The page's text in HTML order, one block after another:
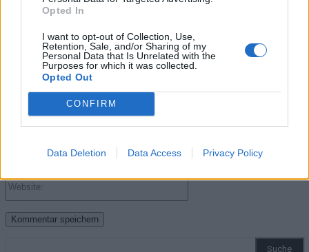
Opted In
I want to opt-out of Collection, Use,
Retention, Sale, and/or Sharing of my
Personal Data that Is Unrelated with the
Purposes for which it was collected.
Opted Out
CONFIRM
Data Deletion Data Access Privacy Policy
Bitte geben Sie Ihren Kommentar ein!
Bitte geben Sie hier Ihren Namen ein
E-
Sie haben eine falsche E-Mail-Adresse eingegeben!
Website:
Suche